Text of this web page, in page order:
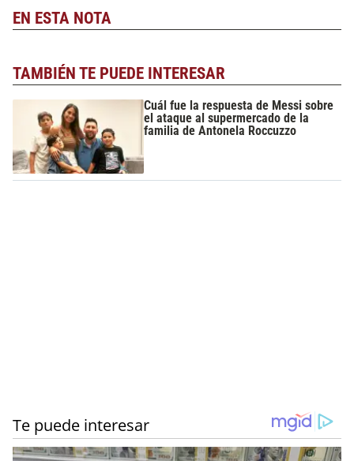
EN ESTA NOTA
TAMBIÉN TE PUEDE INTERESAR
Cuál fue la respuesta de Messi sobre
el ataque al supermercado de la
familia de Antonela Roccuzzo